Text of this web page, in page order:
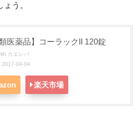
う。
医薬品】コーラック II 120錠
カエレバ
2017-04-04
楽天市場